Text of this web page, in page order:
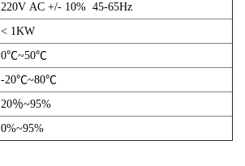
220V AC +/- 10% 45-65Hz
< 1KW
0℃~50℃
-20℃~80℃
20％~95%
0%~95%